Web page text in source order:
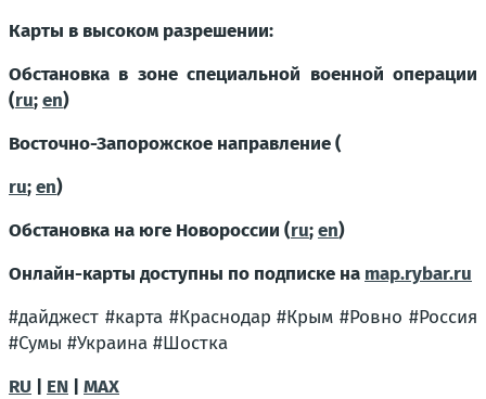
Карты в высоком разрешении:
Обстановка в зоне специальной военной операции
(ru;en)
Восточно-Запорожское направление (
ru;en)
Обстановка на юге Новороссии (ru;en)
Онлайн-карты доступны по подписке на map.rybar.ru
#дайджест #карта #Краснодар #Крым #Ровно #Россия
#Сумы #Украина #Шостка
RU | EN | MAX